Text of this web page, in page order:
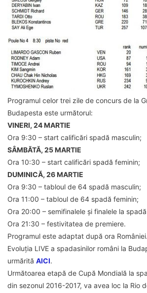
Programul celor trei zile de concurs de la
Budapesta este următorul:
VINERI, 24 MARTIE
Ora 9:30 – start calificări spadă masculin;
SÂMBĂTĂ, 25 MARTIE
Ora 10:30 – start calificări spadă feminin;
DUMINICĂ, 26 MARTIE
Ora 9:30 – tabloul de 64 spadă masculin;
Ora 11:00 – tabloul de 64 spadă feminin;
Ora 20:00 – semifinalele și finalele la
Ora 21:30 – festivitatea de premiere.
Programul este adaptat după ora României.
Evoluția LIVE a spadasinilor români la
urmărită AICI.
Următoarea etapă de Cupă Mondială la
din sezonul 2016-2017, va avea loc la Rio